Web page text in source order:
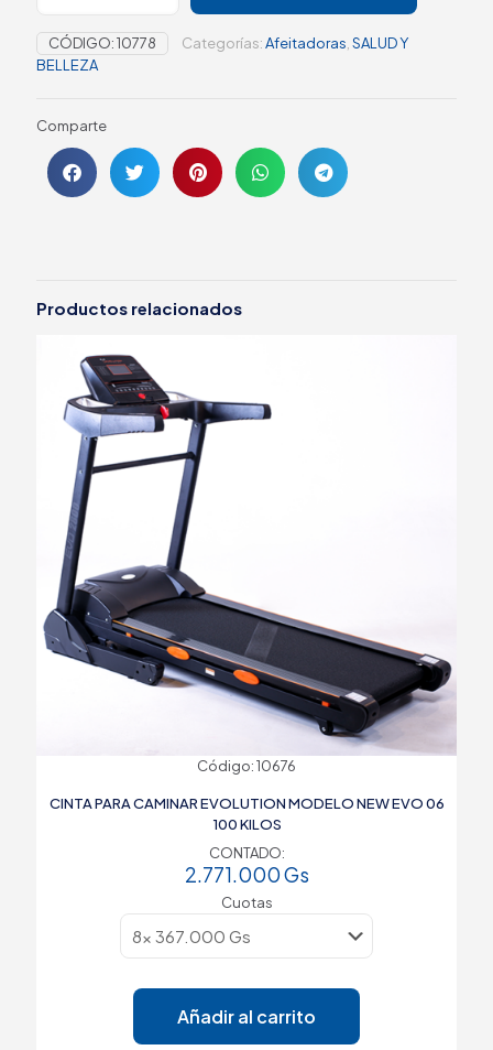
CÓDIGO:10778 Categorías:Afeitadoras SALUD Y
BELLEZA
Comparte
Productos relacionados
Código: 10676
CINTA PARA CAMINAR EVOLUTION MODELO NEW EVO 06
100 KILOS
CONTADO:
2.771.000Gs
Cuotas
Añadir al carrito